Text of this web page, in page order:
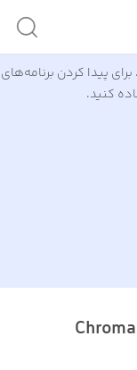
پیدا کردن برنامه‌های
کنید.